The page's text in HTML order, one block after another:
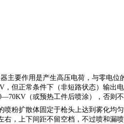
主要作用是产生高压电荷，与零电位
但正常条件下（非短路状态）输出
（或预热工件后喷涂），否则不
粉扩散体固定于枪头上达到雾化均
，上下间距不留空档，不过喷和漏